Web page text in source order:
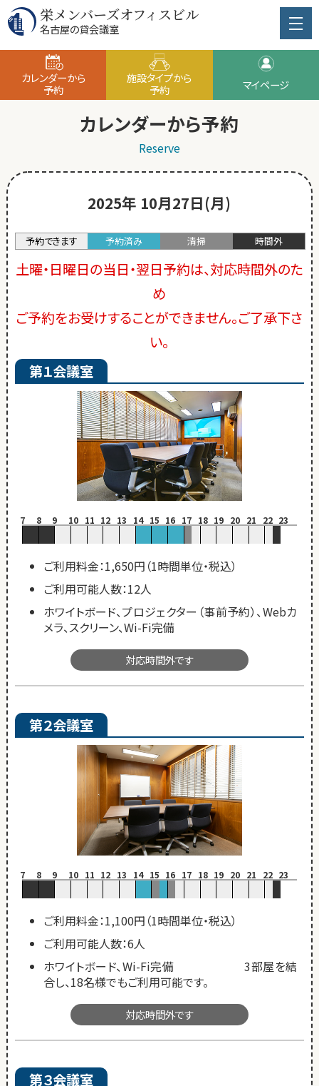
栄メンバーズオフィスビル
名古屋の貸会議室
カレンダーから
予約
施設タイプから
予約
マイページ
カレンダーから予約
Reserve
2025年 10月27日(月)
予約できます 予約済み 清掃 時間外
土曜・日曜日の当日・翌日予約は、対応時間外のた
め
ご予約をお受けすることができません。ご了承下さ
い。
第１会議室
7 8 9 10 11 12 13 14 15 16 17 18 19 20 21 22 23
ご利用料金：1,650円（1時間単位・税込）
ご利用可能人数：12人
ホワイトボード、プロジェクター（事前予約）、Webカ
メラ、スクリーン、Wi-Fi完備
対応時間外です
第２会議室
7 8 9 10 11 12 13 14 15 16 17 18 19 20 21 22 23
ご利用料金：1,100円（1時間単位・税込）
ご利用可能人数：6人
ホワイトボード、Wi-Fi完備 3部屋を結
合し、18名様でもご利用可能です。
対応時間外です
第３会議室